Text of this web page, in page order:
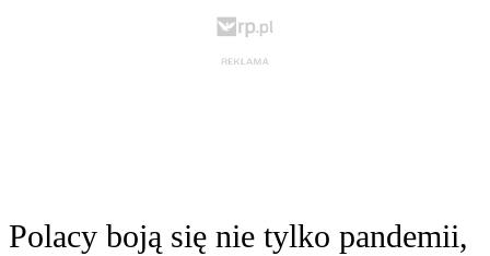
Polacy boją się nie tylko pandemii,